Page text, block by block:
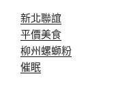
新北聯誼
平價美食
柳州螺螄粉
催眠